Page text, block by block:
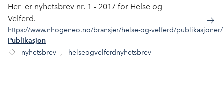
Her er nyhetsbrev nr. 1 - 2017 for Helse og
Velferd.
https://www.nhogeneo.no/bransjer/helse-og-velferd/
Publikasjon
nyhetsbrev , helseogvelferdnyhetsbrev